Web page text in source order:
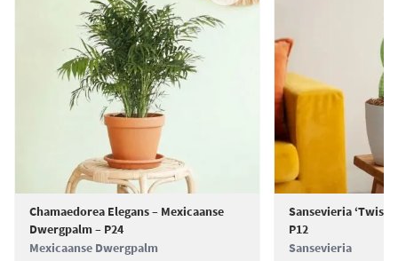
de kamerplanten dus niet op een gevoelige ondergrond, zoals een
houten vloer. Zorg er verder voor dat deze planten niet op de tocht
staan. Het sap van de Alocasia kan lichte irritatie op de huid
veroorzakenLichtbehoefte -Zet de Alocasia’s op een zeer lichte
standplaats, maar niet in de volle zon. Direct zonlicht kan namelijk
bladverbranding veroorzaken.
Zorg ervoor dat de
grond nooit helemaal uitdroogt en altijd licht vochtig blijft. Bij te veel
of te weinig water gaan de stengels namelijk hangen, wat je natuurlijk
wilt voorkomen. Lees alles over Alocasia verzorging.Deze combideal
wordt standaard geleverdexclusief
Chamaedorea Elegans – Mexicaanse
Dwergpalm – P24
Mexicaanse Dwergpalm
Sansevieria
P12
Sansevieria